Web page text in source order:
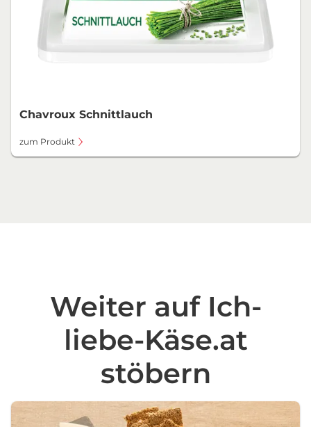
Chavroux Schnittlauch
zum Produkt
Weiter auf Ich-
liebe-Käse.at
stöbern